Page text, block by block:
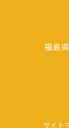
福島
サイト